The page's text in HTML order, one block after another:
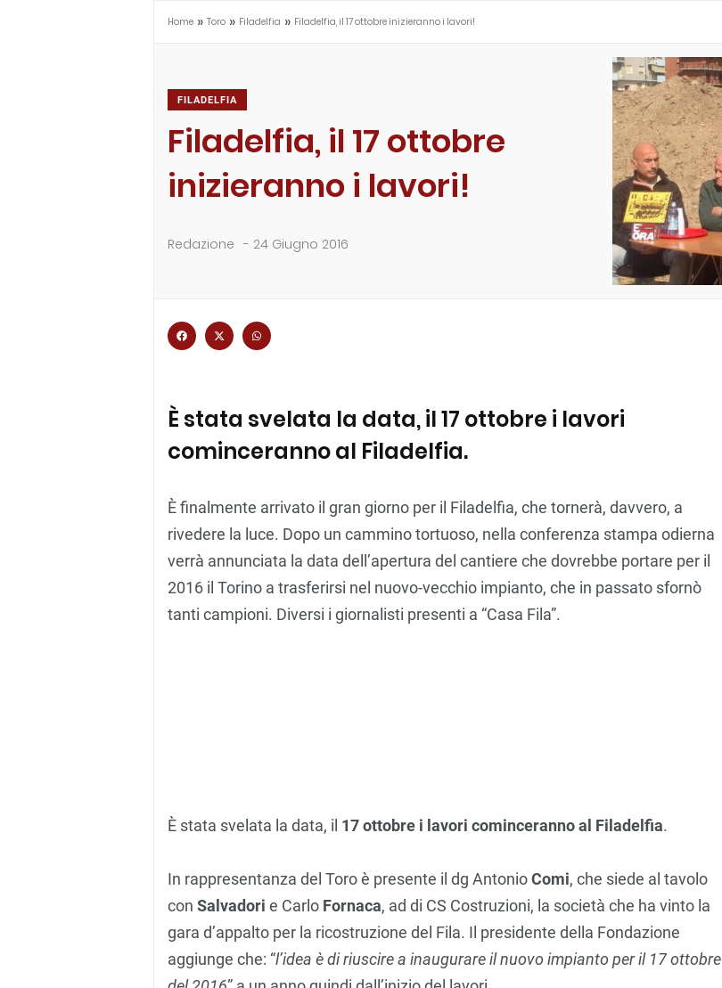
Home » Toro » Filadelfia » Filadelfia, il 17 ottobre inizieranno i lavori!
FILADELFIA
Filadelfia, il 17 ottobre
inizieranno i lavori!
Redazione - 24 Giugno 2016
È stata svelata la data, il 17 ottobre i lavori
cominceranno al Filadelfia.
È finalmente arrivato il gran giorno per il Filadelfia, che tornerà, davvero, a
rivedere la luce. Dopo un cammino tortuoso, nella conferenza stampa odierna
verrà annunciata la data dell’apertura del cantiere che dovrebbe portare per il
2016 il Torino a trasferirsi nel nuovo-vecchio impianto, che in passato sfornò
tanti campioni. Diversi i giornalisti presenti a “Casa Fila”.
È stata svelata la data, il 17 ottobre i lavori cominceranno al Filadelfia.
In rappresentanza del Toro è presente il dg AntonioComi, che siede al tavolo
con Salvadori e Carlo Fornaca, ad di CS Costruzioni, la società che ha vinto la
gara d’appalto per la ricostruzione del Fila. Il presidente della Fondazione
aggiunge che: “l’idea è di riuscire a inaugurare il nuovo impianto per il 17 ottobre